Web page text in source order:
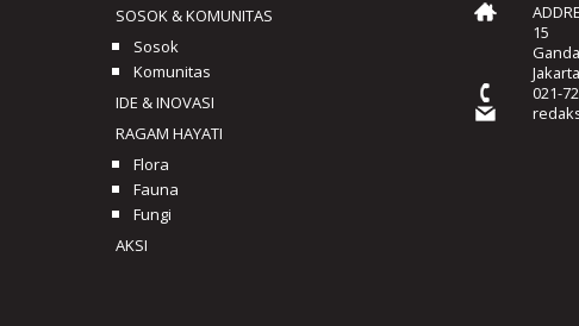
SOSOK & KOMUNITAS
Sosok
Komunitas
IDE & INOVASI
RAGAM HAYATI
Flora
Fauna
Fungi
AKSI
15
021-